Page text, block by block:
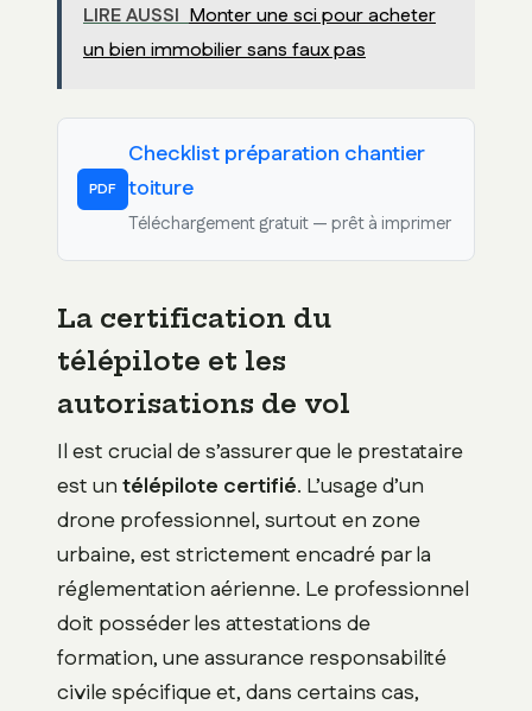
LIRE AUSSI Monter une sci pour acheter
un bien immobilier sans faux pas
PDF
Checklist préparation chantier
toiture
Téléchargement gratuit — prêt à imprimer
La certification du
télépilote et les
autorisations de vol
Il est crucial de s’assurer que le prestataire
est untélépilote certifié. L’usage d’un
drone professionnel, surtout en zone
urbaine, est strictement encadré par la
réglementation aérienne. Le professionnel
doit posséder les attestations de
formation, une assurance responsabilité
civile spécifique et, dans certains cas,